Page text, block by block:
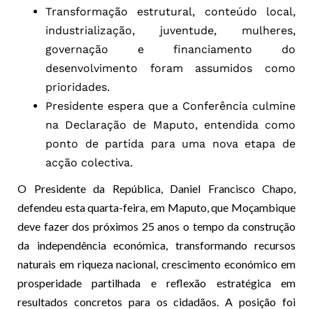
Transformação estrutural, conteúdo local,
industrialização, juventude, mulheres,
governação e financiamento do
desenvolvimento foram assumidos como
prioridades.
Presidente espera que a Conferência culmine
na Declaração de Maputo, entendida como
ponto de partida para uma nova etapa de
acção colectiva.
O Presidente da República, Daniel Francisco Chapo,
defendeu esta quarta-feira, em Maputo, que Moçambique
deve fazer dos próximos 25 anos o tempo da construção
da independência económica, transformando recursos
naturais em riqueza nacional, crescimento económico em
prosperidade partilhada e reflexão estratégica em
resultados concretos para os cidadãos. A posição foi